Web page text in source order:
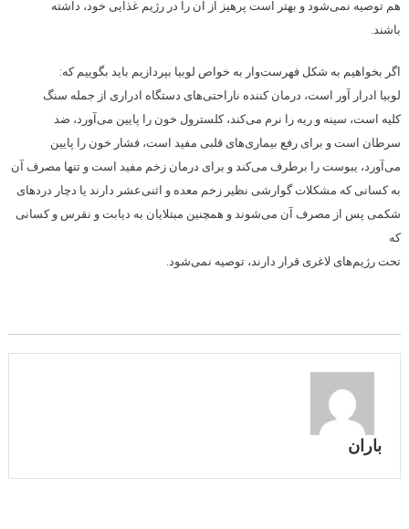
هم توصیه نمی‌شود و بهتر است پرهیز از آن را در رژیم غذایی خود، داشته
باشند.
اگر بخواهیم به شکل فهرست‌وار به خواص لوبیا بپردازیم باید بگوییم که:
لوبیا ادرار آور است، درمان کننده ناراحتی‌های دستگاه ادراری از جمله سنگ
کلیه است، سینه و ریه را نرم می‌کند، کلسترول خون را پایین می‌آورد، ضد
سرطان است و برای رفع بیماری‌های قلبی مفید است، فشار خون را پایین
می‌آورد، یبوست را برطرف می‌کند و برای درمان زخم مفید است و تنها مصرف آن
به کسانی که مشکلات گوارشی نظیر زخم معده و اثنی‌عشر دارند یا دچار دردهای
شکمی پس از مصرف آن می‌شوند و همچنین مبتلایان به دیابت و نقرس و کسانی
که
تحت رژیم‌های لاغری قرار دارند، توصیه نمی‌شود.
باران